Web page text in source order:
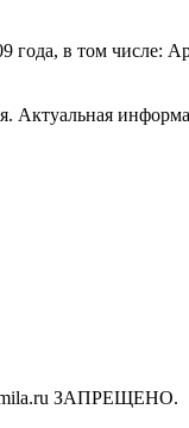
года, в том
mila.ru ЗАПРЕЩЕНО.